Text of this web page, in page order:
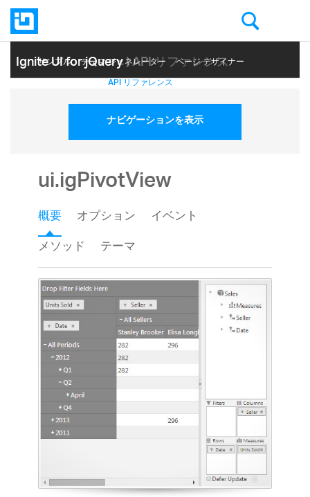
Ignite UI for jQuery| API リファレンス
サンプル テーマ ジェネレーター ページ デザイナー
ヘルプ トピック API リファレンス
ナビゲーションを表示
ui.igPivotView
概要 オプション
イベント
メソッド
テーマ